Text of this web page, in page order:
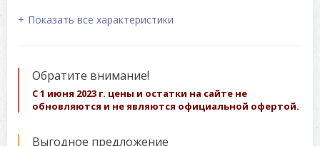
Показать все характеристики
Обратите внимание!
С 1 июня 2023 г. цены и остатки на сайте не
обновляются и не являются официальной офертой.
Выгодное предложение